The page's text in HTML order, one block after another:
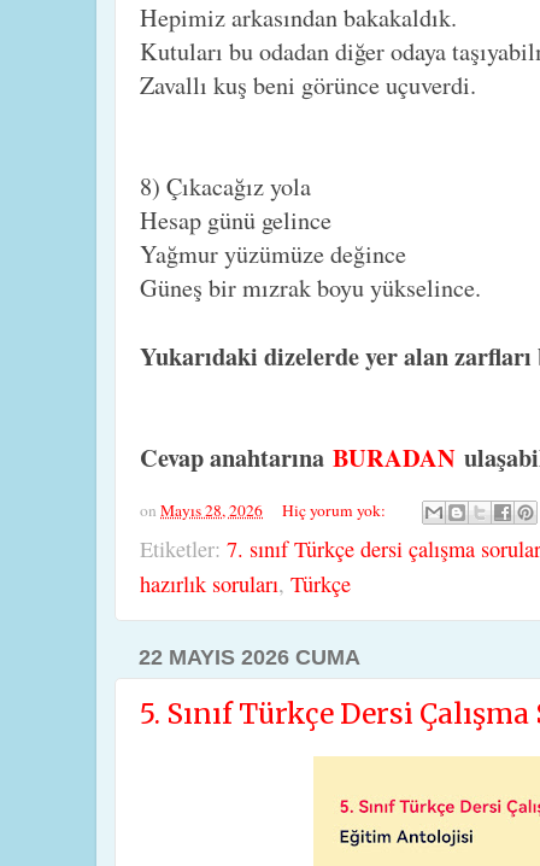
Hepimiz arkasından bakakaldık.
Kutuları bu odadan diğer odaya
Zavallı kuş beni görünce uçuverdi.
8) Çıkacağız yola
Hesap günü gelince
Yağmur yüzümüze değince
Güneş bir mızrak boyu yükselince.
Yukarıdaki dizelerde yer alan zarfları
Cevap anahtarına BURADAN
on Mayıs 28, 2026 Hiç yorum yok:
Etiketler: 7. sınıf Türkçe dersi çalışma
hazırlık soruları, Türkçe
22 MAYIS 2026 CUMA
5. Sınıf Türkçe Dersi